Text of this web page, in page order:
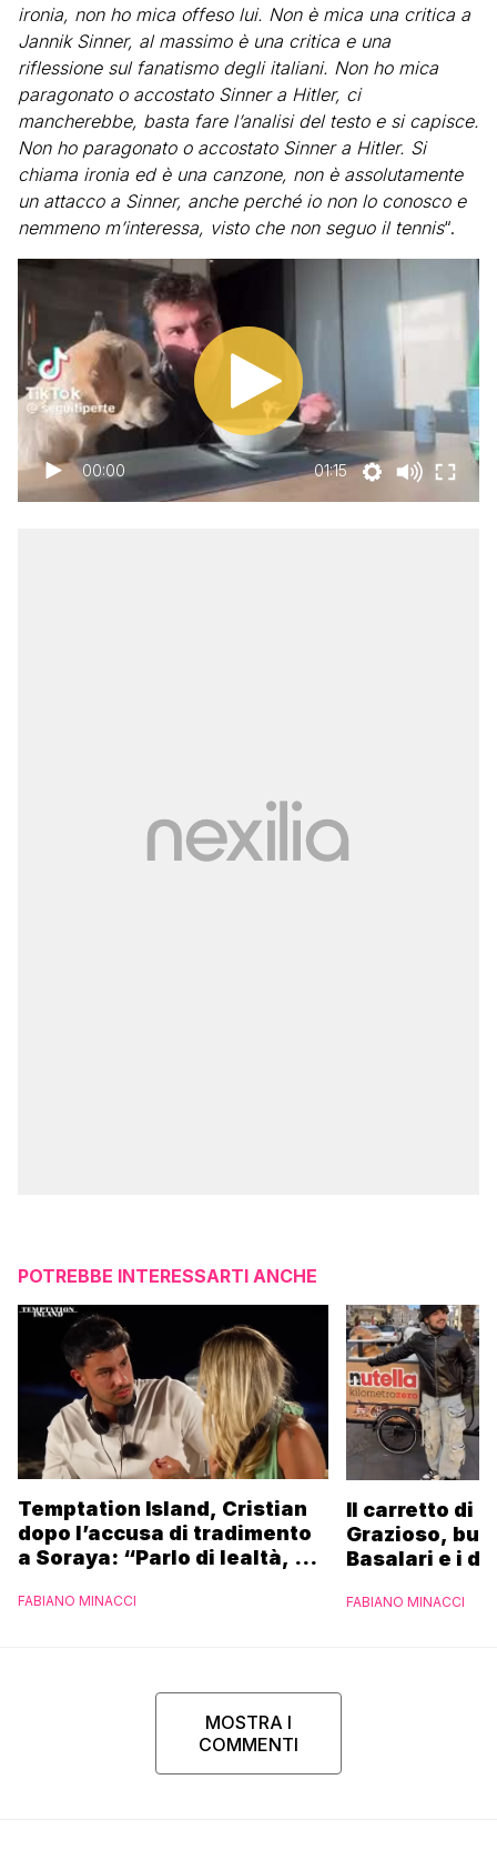
ironia, non ho mica offeso lui. Non è mica una critica a
Jannik Sinner, al massimo è una critica e una
riflessione sul fanatismo degli italiani. Non ho mica
paragonato o accostato Sinner a Hitler, ci
mancherebbe, basta fare l’analisi del testo e si capisce.
Non ho paragonato o accostato Sinner a Hitler. Si
chiama ironia ed è una canzone, non è assolutamente
un attacco a Sinner, anche perché io non lo conosco e
nemmeno m’interessa, visto che non seguo il tennis“.
00:00 01:15
POTREBBE INTERESSARTI ANCHE
Temptation Island, Cristian
dopo l’accusa di tradimento
a Soraya: “Parlo di lealtà, ma
FABIANO MINACCI
Il carretto di
Grazioso,
Basalari e i
Ferrero”
FABIANO MINACCI
MOSTRA I
COMMENTI